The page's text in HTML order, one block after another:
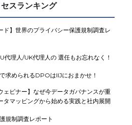
スランキング
ド】世界のプライバシー保護規制調査レ
代理人/UK代理人の 選任もお忘れなく！
求められるDPOはIIJにおまかせ！
ェビナー】なぜ今データガバナンスが重
マッピングから始める実践と社内展開
規制調査レポート